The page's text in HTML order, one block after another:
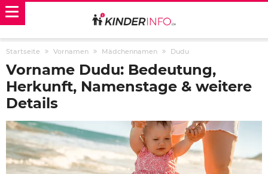
Startseite Vornamen Mädchennamen Dudu
Vorname Dudu: Bedeutung,
Herkunft, Namenstage & weitere
Details